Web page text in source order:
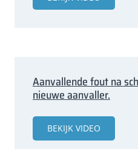
Aanvallende fout na
nieuwe aanvaller.
BEKIJK VIDEO